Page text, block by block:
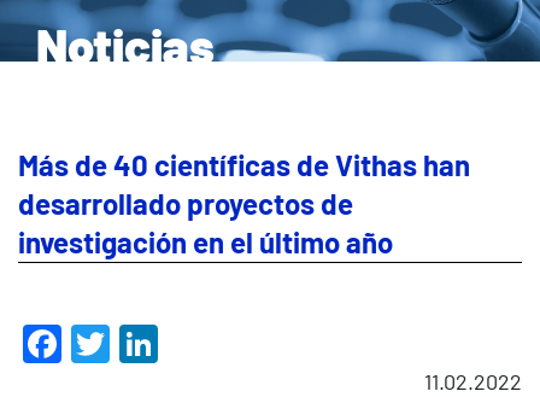
Noticias
Más de 40 científicas de Vithas han
desarrollado proyectos de
investigación en el último año
Facebook
Twitter
11.02.2022